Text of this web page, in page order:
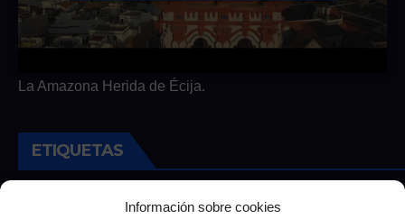
Información sobre cookies
La Amazona Herida de Écija.
ETIQUETAS
Andalucía Cultura Deportes